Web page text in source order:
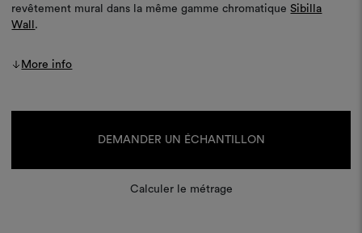
revêtement mural dans la même gamme chromatiqueSibilla
Wall .
More info
DEMANDER UN ÉCHANTILLON
Calculer le métrage